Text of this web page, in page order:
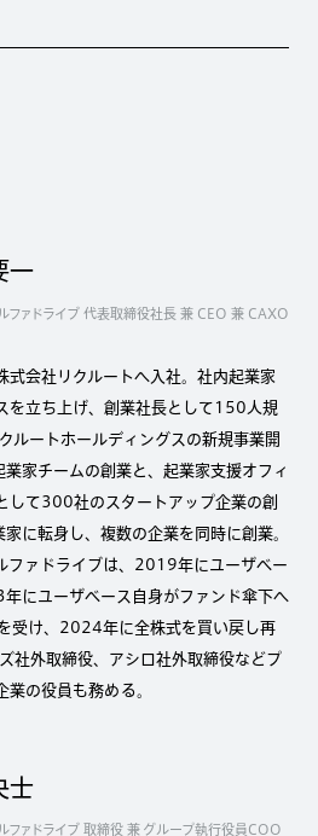
一
ファドライブ 代表取締役社長 兼 CEO 兼 CAXO
式会社リクルートへ入社。社内起業家
を立ち上げ、創業社長として150人規
ルートホールディングスの新規事業開
家チームの創業と、起業家支援オフィ
して300社のスタートアップ企業の創
に転身し、複数の企業を同時に創業。
ファドライブは、2019年にユーザベー
にユーザベース自身がファンド傘下へ
受け、2024年に全株式を買い戻し再
社外取締役、アシロ社外取締役などプ
業の役員も務める。
士
ファドライブ 取締役 兼 グループ執行役員COO